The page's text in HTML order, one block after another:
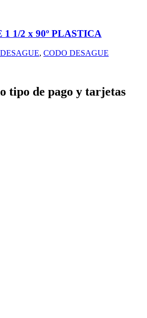
1 1/2 x 90º PLASTICA
, CODO DESAGUE
tipo de pago y tarjetas